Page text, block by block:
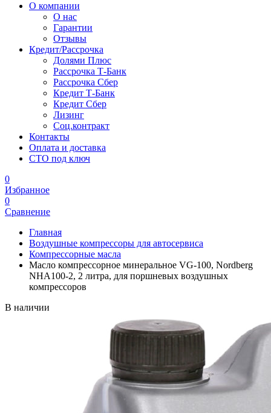
О компании
О нас
Гарантии
Отзывы
Кредит/Рассрочка
Долями Плюс
Рассрочка Т-Банк
Рассрочка Сбер
Кредит Т-Банк
Кредит Сбер
Лизинг
Соц.контракт
Контакты
Оплата и доставка
СТО под ключ
0
Избранное
0
Сравнение
Главная
Воздушные компрессоры для автосервиса
Компрессорные масла
Масло компрессорное минеральное VG-100, Nordberg
NHA100-2, 2 литра, для поршневых воздушных
компрессоров
В наличии